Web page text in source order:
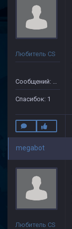
Любитель CS
Сообщений: 110
Спасибок: 1
megabot
Любитель CS